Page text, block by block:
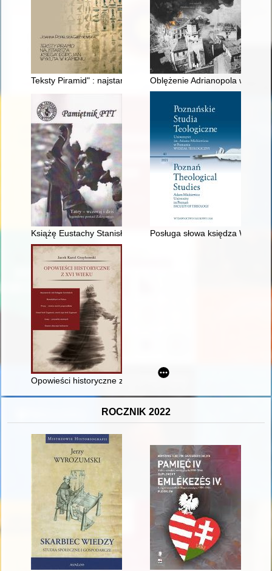
Teksty Piramid" : najstarsza "księga" Egipcjan wykuta w
Oblężenie Adrianopola w
Książę Eustachy Stanisław Sanguszko - prezes Towarzystwa
Posługa słowa księdza
Opowieści historyczne z XVI wieku
ROCZNIK 2022